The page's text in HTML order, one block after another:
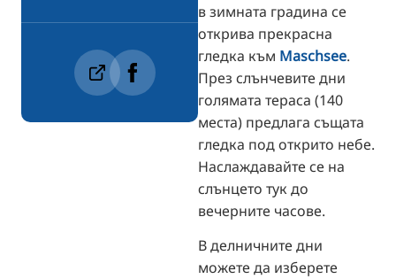
в зимната градина се
открива прекрасна
гледка към Maschsee.
През слънчевите дни
голямата тераса (140
места) предлага същата
гледка под открито небе.
Наслаждавайте се на
слънцето тук до
вечерните часове.
В делничните дни
можете да изберете